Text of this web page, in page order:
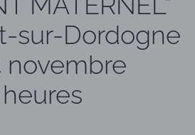
sur-Dordogne
novembre